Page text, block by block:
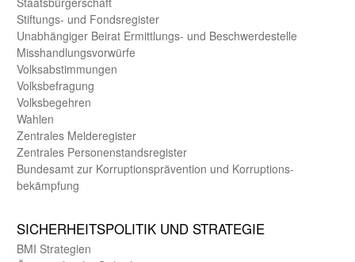
Stiftungs- und Fonds­register
Unab­hängiger Beirat Ermittlungs- und Beschwerde­stelle
Misshandlungs­vorwürfe
Volks­abstimmungen
Volks­befragung
Volks­begehren
Wahlen
Zentrales Melde­register
Zentrales Personen­stands­register
Bundes­amt zur Korrup­tions­prävention und Korrup­tions­
bekämpfung
SICHER­HEITS­POLITIK UND STRATEGIE
BMI Strategien